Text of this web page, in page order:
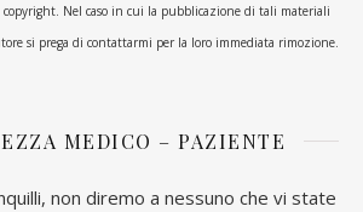
copyright. Nel caso in cui la pubblicazione di tali materiali
si prega di contattarmi per la loro immediata rimozione.
MEDICO – PAZIENTE
non diremo a nessuno che vi state